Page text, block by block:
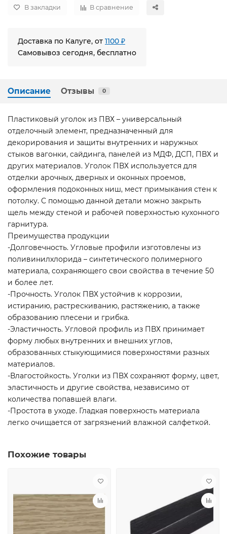
В закладки В сравнение
Доставка по Калуге, от 1100 ₽
Самовывоз сегодня, бесплатно
Описание Отзывы 0
Пластиковый уголок из ПВХ – универсальный
отделочный элемент, предназначенный для
декорирования и защиты внутренних и наружных
стыков вагонки, сайдинга, панелей из МДФ, ДСП, ПВХ и
других материалов. Уголок ПВХ используется для
отделки арочных, дверных и оконных проемов,
оформления подоконных ниш, мест примыкания стен к
потолку. С помощью данной детали можно закрыть
щель между стеной и рабочей поверхностью кухонного
гарнитура.
Преимущества продукции
-Долговечность. Угловые профили изготовлены из
поливинилхлорида – синтетического полимерного
материала, сохраняющего свои свойства в течение 50
и более лет.
-Прочность. Уголок ПВХ устойчив к коррозии,
истиранию, растрескиванию, растяжению, а также
образованию плесени и грибка.
-Эластичность. Угловой профиль из ПВХ принимает
форму любых внутренних и внешних углов,
образованных стыкующимися поверхностями разных
материалов.
-Влагостойкость. Уголки из ПВХ сохраняют форму, цвет,
эластичность и другие свойства, независимо от
количества попавшей влаги.
-Простота в уходе. Гладкая поверхность материала
легко очищается от загрязнений влажной салфеткой.
Похожие товары